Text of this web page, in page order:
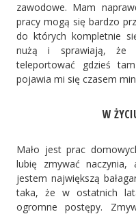
zawodowe. Mam
pracy mogą się bardzo
do których kompletnie
nużą i sprawiają, że
teleportować gdzieś
pojawia mi się czasem
W
Mało jest prac
lubię zmywać
jestem największą
taka, że w ostatnich
ogromne postępy.